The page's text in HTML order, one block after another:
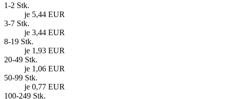
1-2 Stk.
je 5,44 EUR
3-7 Stk.
je 3,44 EUR
8-19 Stk.
je 1,93 EUR
20-49 Stk.
je 1,06 EUR
50-99 Stk.
je 0,77 EUR
100-249 Stk.